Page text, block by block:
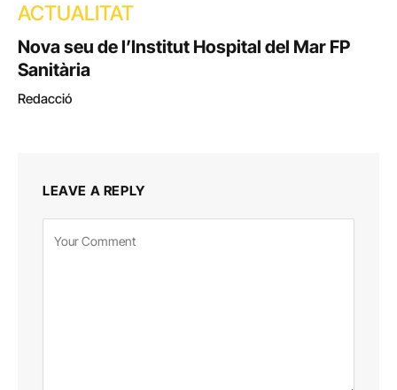
ACTUALITAT
Nova seu de l’Institut Hospital del Mar FP
Sanitària
Redacció
LEAVE A REPLY